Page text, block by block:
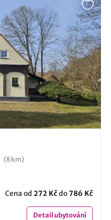
(8 km)
Cena od 272 Kčdo786 Kč
Detailubytování